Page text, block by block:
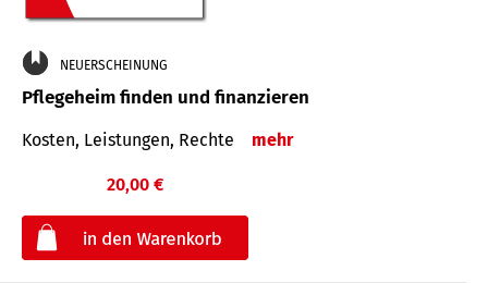
NEUERSCHEINUNG
Pflegeheim finden und finanzieren
Kosten, Leistungen, Rechte mehr
20,00 €